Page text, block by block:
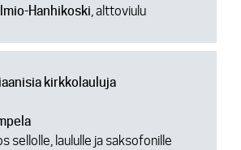
Hanhikoski, alttoviulu
kirkkolauluja
sellolle, laululle ja saksofonille